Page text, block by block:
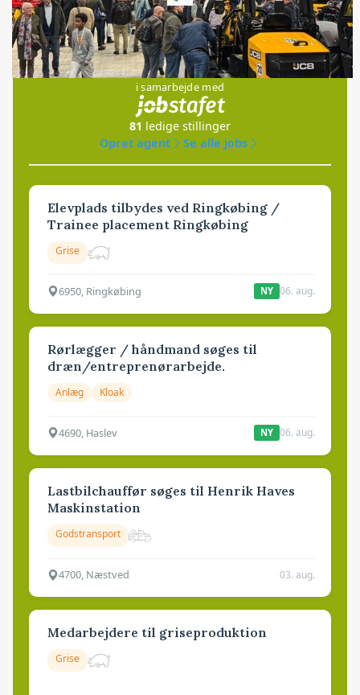
Jobs
i samarbejde med
81 ledige stillinger
Opret agent
Se alle jobs
Elevplads tilbydes ved Ringkøbing /
Trainee placement Ringkøbing
Grise
6950, Ringkøbing NY 06. aug.
Rørlægger / håndmand søges til
dræn/entreprenørarbejde.
Anlæg Kloak
4690, Haslev NY 06. aug.
Lastbilchauffør søges til Henrik Haves
Maskinstation
Godstransport
4700, Næstved 03. aug.
Medarbejdere til griseproduktion
Grise